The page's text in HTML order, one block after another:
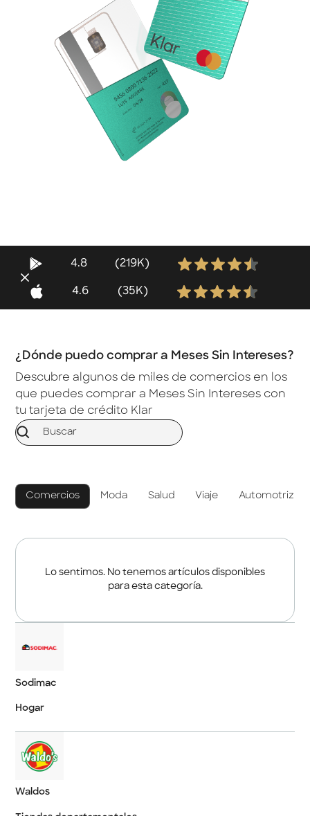
4.8 (219K)
4.6 (35K)
¿Dónde puedo comprar a Meses Sin Intereses?
Descubre algunos de miles de comercios en los
que puedes comprar a Meses Sin Intereses con
tu tarjeta de crédito Klar
Comercios Moda Salud Viaje Automotriz
Lo sentimos. No tenemos artículos disponibles
para esta categoría.
Sodimac
Hogar
Waldos